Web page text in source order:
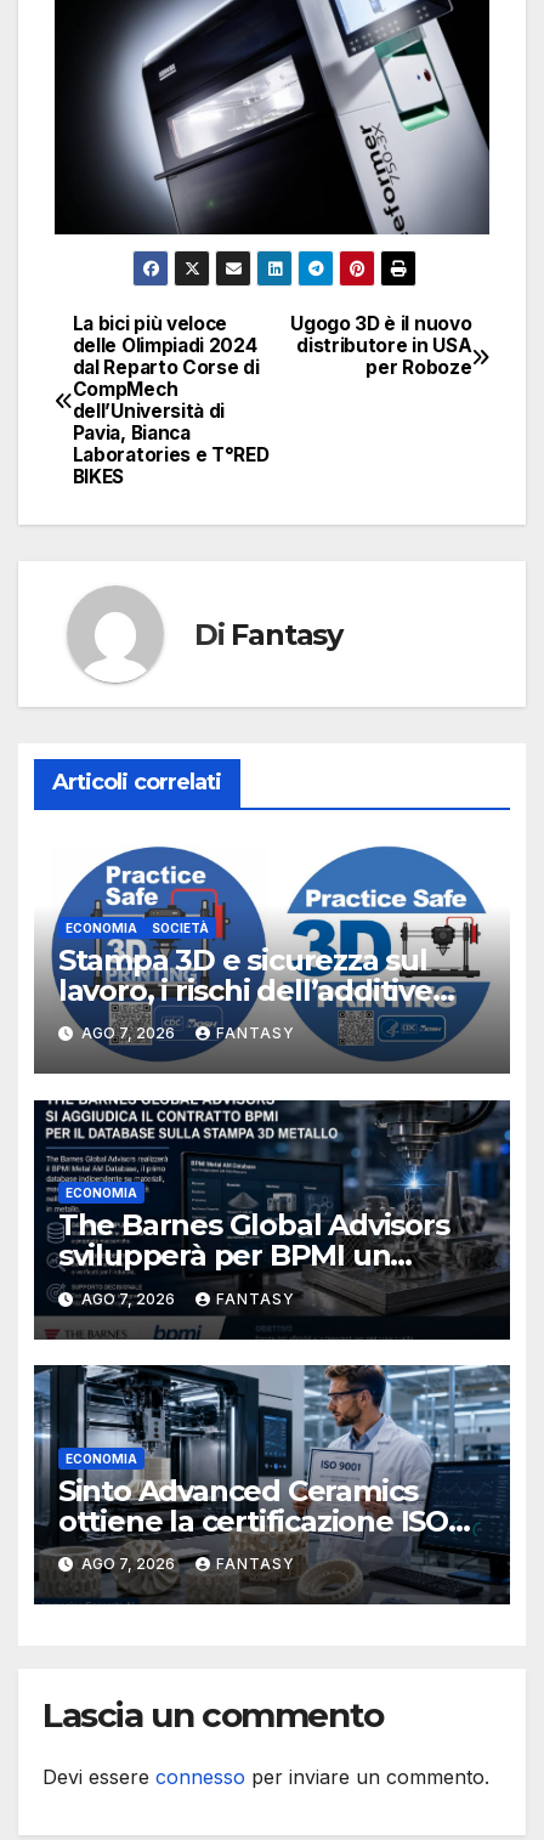
Navigazione
articoli
Ugogo 3D è il nuovo
distributore in USA
per Roboze
La bici più veloce
delle Olimpiadi 2024
dal Reparto Corse di
CompMech
dell’Università di
Pavia, Bianca
Laboratories e T°RED
BIKES
Di Fantasy
Articoli correlati
ECONOMIA SOCIETÀ
Stampa 3D e sicurezza sul
lavoro, i rischi dell’additive
manufacturing secondo
NIOSH
AGO 7, 2026 FANTASY
ECONOMIA
The Barnes Global Advisors
svilupperà per BPMI un
database per la stampa 3D
metallica destinata alla filiera
navale statunitense
AGO 7, 2026 FANTASY
ECONOMIA
Sinto Advanced Ceramics
ottiene la certificazione ISO
9001 per la stampa 3D di
ceramiche tecniche
AGO 7, 2026 FANTASY
Lascia un commento
Devi essere connesso per inviare un commento.